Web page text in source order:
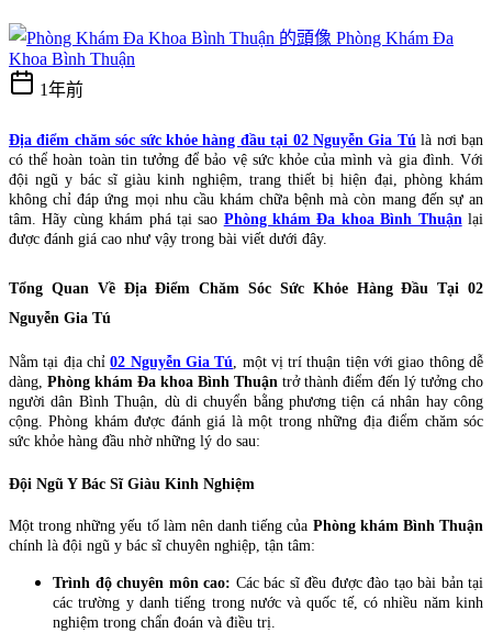
Phòng Khám Đa
Khoa Bình Thuận
1年前
Địa điểm chăm sóc sức khỏe hàng đầu tại 02 Nguyễn Gia Tú là nơi bạn
có thể hoàn toàn tin tưởng để bảo vệ sức khỏe của mình và gia đình. Với
đội ngũ y bác sĩ giàu kinh nghiệm, trang thiết bị hiện đại, phòng khám
không chỉ đáp ứng mọi nhu cầu khám chữa bệnh mà còn mang đến sự an
tâm. Hãy cùng khám phá tại sao Phòng khám Đa khoa Bình Thuận lại
được đánh giá cao như vậy trong bài viết dưới đây.
Tổng Quan Về Địa Điểm Chăm Sóc Sức Khỏe Hàng Đầu Tại 02
Nguyễn Gia Tú
Nằm tại địa chỉ02 Nguyễn Gia Tú , một vị trí thuận tiện với giao thông dễ
dàng, Phòng khám Đa khoa Bình Thuận trở thành điểm đến lý tưởng cho
người dân Bình Thuận, dù di chuyển bằng phương tiện cá nhân hay công
cộng. Phòng khám được đánh giá là một trong những địa điểm chăm sóc
sức khỏe hàng đầu nhờ những lý do sau:
Đội Ngũ Y Bác Sĩ Giàu Kinh Nghiệm
Một trong những yếu tố làm nên danh tiếng của Phòng khám Bình Thuận
chính là đội ngũ y bác sĩ chuyên nghiệp, tận tâm:
Trình độ chuyên môn cao: Các bác sĩ đều được đào tạo bài bản tại
các trường y danh tiếng trong nước và quốc tế, có nhiều năm kinh
nghiệm trong chẩn đoán và điều trị.